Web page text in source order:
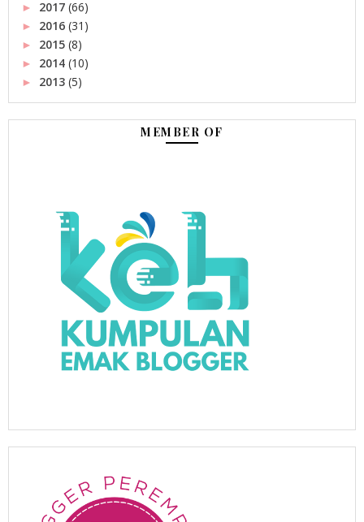
► 2017 (66)
► 2016 (31)
► 2015 (8)
► 2014 (10)
► 2013 (5)
MEMBER OF